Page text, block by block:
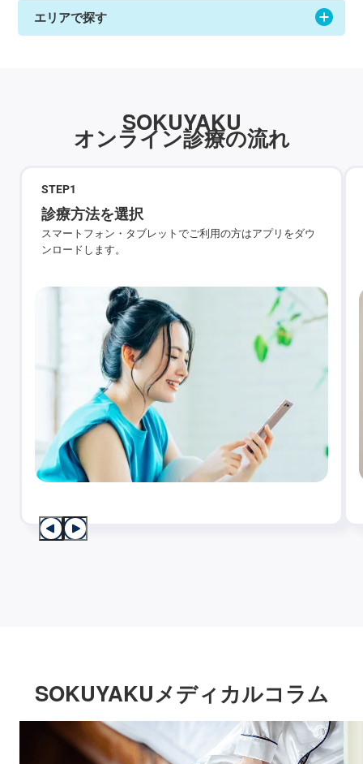
エリアで探す
SOKUYAKU
オンライン診療の流れ
STEP1
診療方法を選択
スマートフォン・タブレットでご利用の方はアプリをダウ
ンロードします。
SOKUYAKUメディカルコラム